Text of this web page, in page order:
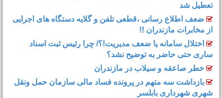
تعطیل شد
ضعف اطلاع رسانی ،قطعی تلفن و گلایه دستگاه های اجرایی
از مخابرات مازندران !!
اختلال سامانه یا ضعف مدیریت!؟/ چرا رئیس ثبت اسناد
ساری حتی حاضر به توضیح نشد؟
خطر صاعقه و سیلاب در مازندران
بازداشت سه متهم در پرونده فساد مالی سازمان حمل‌ ونقل
شهری شهرداری بابلسر